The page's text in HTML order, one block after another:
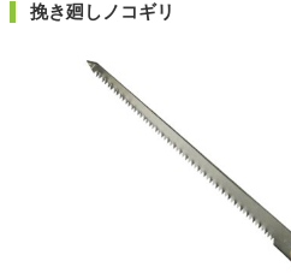
挽き廻しノコギリ